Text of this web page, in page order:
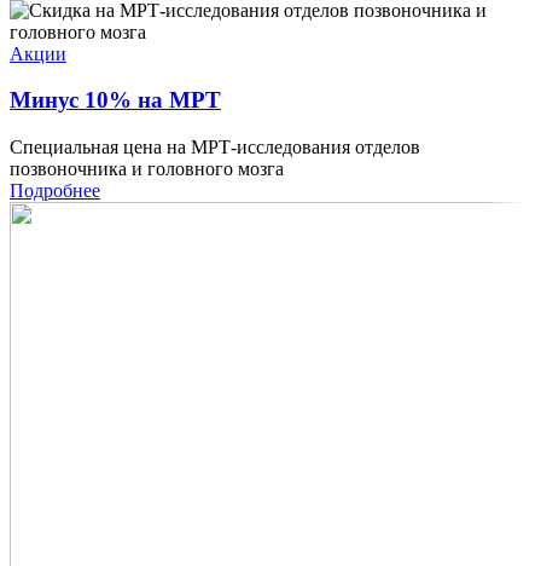
Акции
Минус 10% на МРТ
Специальная цена на МРТ-исследования отделов
позвоночника и головного мозга
Подробнее